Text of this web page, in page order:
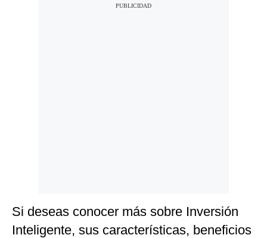
Si deseas conocer más sobre Inversión
Inteligente, sus características, beneficios